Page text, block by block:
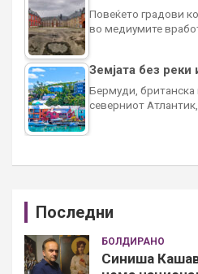
Повеќето градови
во медиумите
Земјата без реки
Бермуди, британска
северниот Атлантик,
Последни
БОЛДИРАНО
Синиша